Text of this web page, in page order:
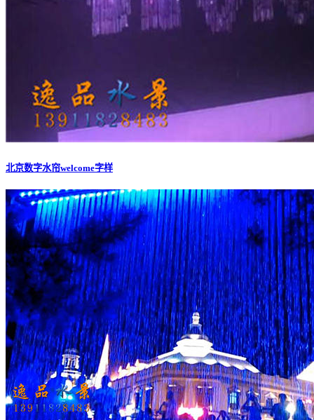
北京数字水帘welcome字样